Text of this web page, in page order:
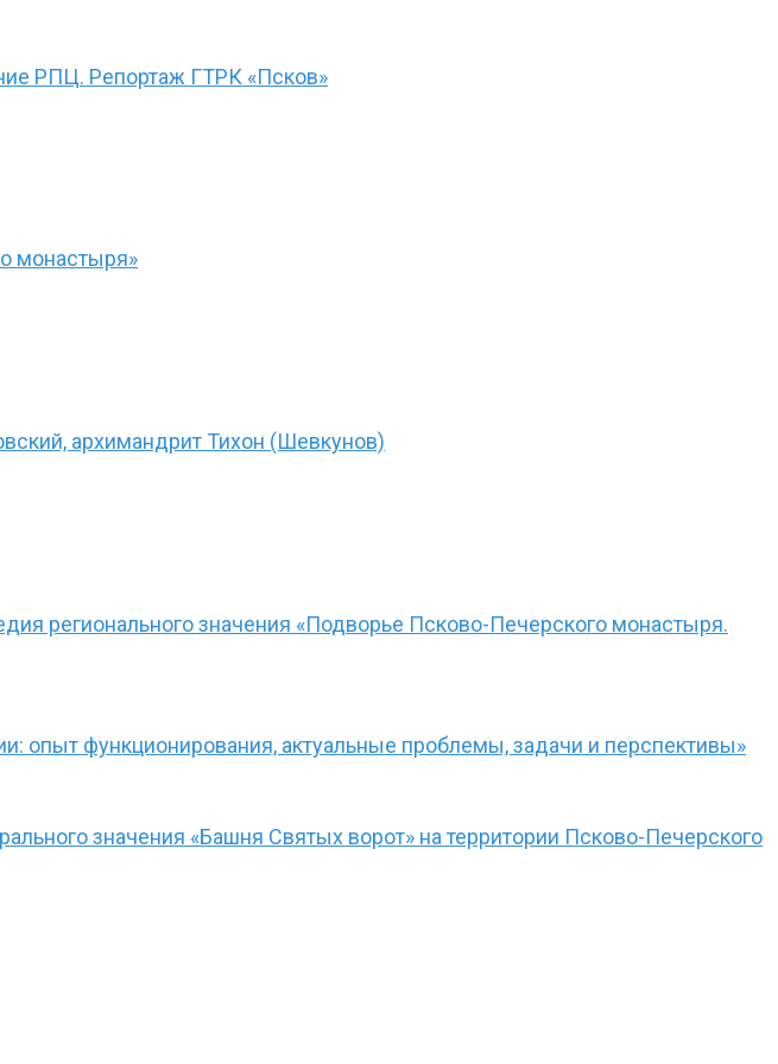
РПЦ. Репортаж ГТРК «Псков»
монастыря»
архимандрит Тихон (Шевкунов)
регионального значения «Подворье Псково-Печерского монастыря.
опыт функционирования, актуальные проблемы, задачи и перспективы»
значения «Башня Святых ворот» на территории Псково-Печерского